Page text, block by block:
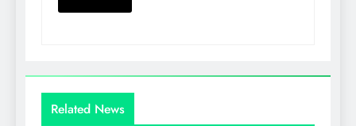
Related News